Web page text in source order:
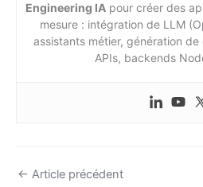
Engineering IA pour créer des
mesure : intégration de LLM
assistants métier, génération
APIs, backends
← Article précédent